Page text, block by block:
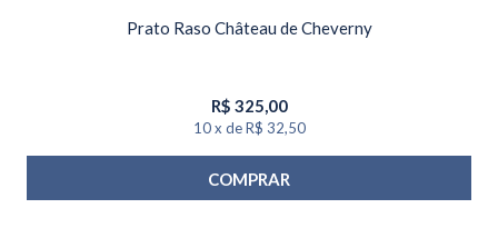
Prato Raso Château de Cheverny
R$ 325,00
10 x de R$ 32,50
COMPRAR